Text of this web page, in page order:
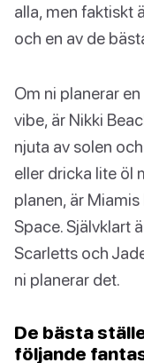
alla, men faktiskt
och en av de
Om ni planerar
vibe, är Nikki
njuta av solen
eller dricka lite öl
planen, är
Space. Självklart
Scarletts och
ni planerar det.
De bästa
följande